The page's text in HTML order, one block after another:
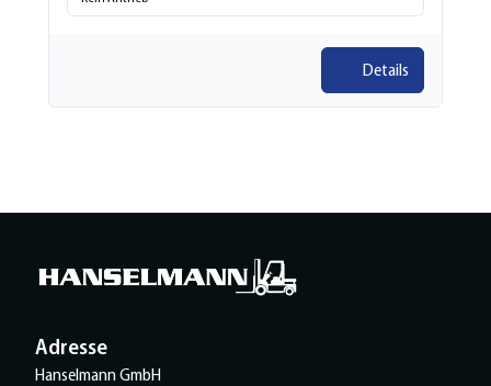
Details
Adresse
Hanselmann GmbH